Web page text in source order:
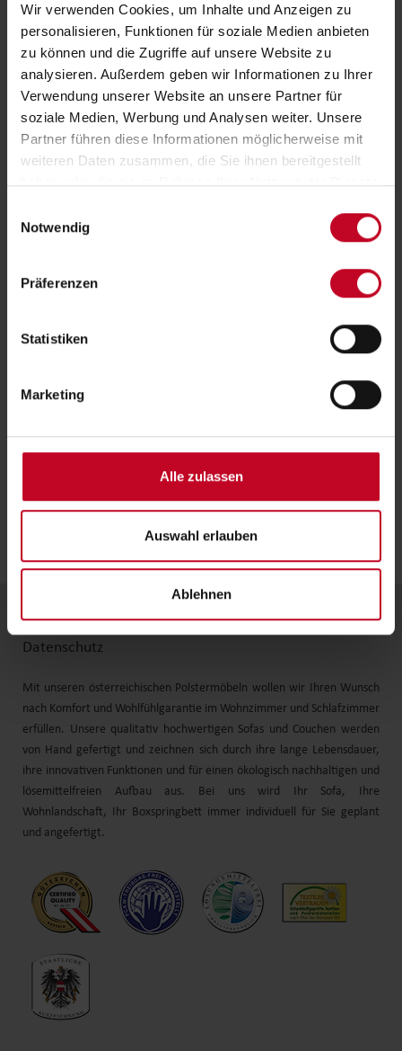
Wir verwenden Cookies, um Inhalte und Anzeigen zu
personalisieren, Funktionen für soziale Medien anbieten
zu können und die Zugriffe auf unsere Website zu
analysieren. Außerdem geben wir Informationen zu Ihrer
Verwendung unserer Website an unsere Partner für
soziale Medien, Werbung und Analysen weiter. Unsere
Partner führen diese Informationen möglicherweise mit
weiteren Daten zusammen, die Sie ihnen bereitgestellt
haben oder die sie im Rahmen Ihrer Nutzung der Dienste
Notwendig
Präferenzen
Statistiken
Marketing
Alle zulassen
Auswahl erlauben
Ablehnen
Funktionssystemen, designorientierte Planungsgarnituren sowie
exquisite Betten- und Matratzenprogramme. Alle notwendigen
Komponenten werden im Hause selbst produziert.
Kontakt Downloads
Impressum
Datenschutz
Mit unseren österreichischen Polstermöbeln wollen wir Ihren Wunsch
nach Komfort und Wohlfühlgarantie im Wohnzimmer und Schlafzimmer
erfüllen. Unsere qualitativ hochwertigen Sofas und Couchen werden
von Hand gefertigt und zeichnen sich durch ihre lange Lebensdauer,
ihre innovativen Funktionen und für einen ökologisch nachhaltigen und
lösemittelfreien Aufbau aus. Bei uns wird Ihr Sofa, Ihre
Wohnlandschaft, Ihr Boxspringbett immer individuell für Sie geplant
und angefertigt.